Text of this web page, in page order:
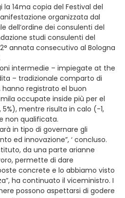
la 14ma copia del Festival del
organizzata dal
dell’ordine dei consulenti del
studi consulenti del
annata consecutivo al Bologna
intermedie – impiegate at the
– tradizionale comparto di
registrato el buon
occupate inside più per el
mentre risulta in calo (-1,
non qualificata.
in tipo di governare gli
ed innovazione”, ‘ concluso.
da una parte arianne
permette di dare
concrete e lo abbiamo visto
ha continuato il viceministro. I
possono aspettarsi di godere